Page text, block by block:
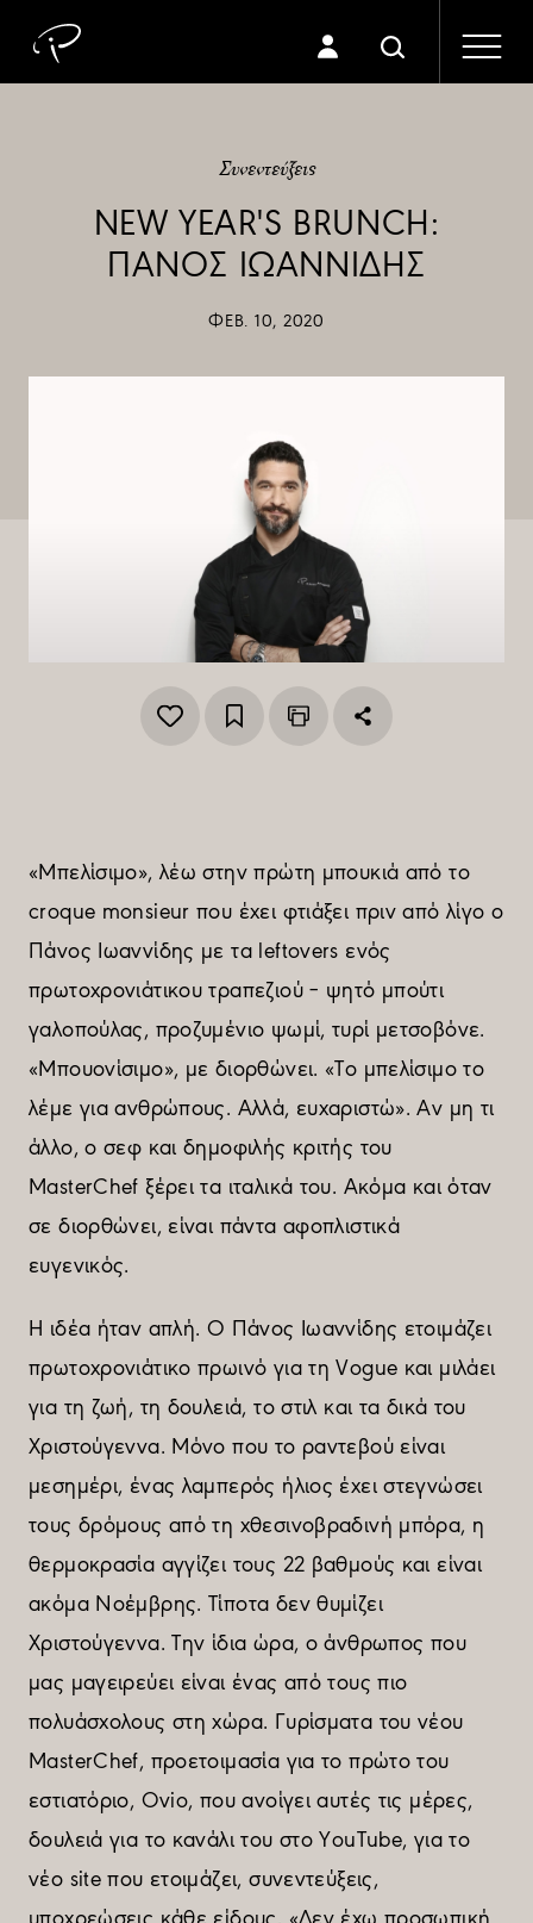
Συνεντεύξεις
NEW YEAR'S BRUNCH:
ΠΑΝΟΣ ΙΩΑΝΝΙΔΗΣ
ΦΕΒ. 10, 2020
«Μπελίσιµο», λέω στην πρώτη µπουκιά από το
croque monsieur που έχει φτιάξει πριν από λίγο ο
Πάνος Ιωαννίδης µε τα leftovers ενός
πρωτοχρονιάτικου τραπεζιού – ψητό µπούτι
γαλοπούλας, προζυµένιο ψωµί, τυρί µετσοβόνε.
«Μπουονίσιµο», µε διορθώνει. «Το µπελίσιµο το
λέµε για ανθρώπους. Αλλά, ευχαριστώ». Αν µη τι
άλλο, ο σεφ και δηµοφιλής κριτής του
MasterChef ξέρει τα ιταλικά του. Aκόµα και όταν
σε διορθώνει, είναι πάντα αφοπλιστικά
ευγενικός.
Η ιδέα ήταν απλή. Ο Πάνος Ιωαννίδης ετοιµάζει
πρωτοχρονιάτικο πρωινό για τη Vogue και µιλάει
για τη ζωή, τη δουλειά, το στιλ και τα δικά του
Χριστούγεννα. Μόνο που το ραντεβού είναι
µεσηµέρι, ένας λαµπερός ήλιος έχει στεγνώσει
τους δρόµους από τη χθεσινοβραδινή µπόρα, η
θερµοκρασία αγγίζει τους 22 βαθµούς και είναι
ακόµα Νοέµβρης. Τίποτα δεν θυµίζει
Χριστούγεννα. Την ίδια ώρα, ο άνθρωπος που
µας µαγειρεύει είναι ένας από τους πιο
πολυάσχολους στη χώρα. Γυρίσµατα του νέου
MasterChef, προετοιµασία για το πρώτο του
εστιατόριο, Ovio, που ανοίγει αυτές τις µέρες,
δουλειά για το κανάλι του στο YouTube, για το
νέο site που ετοιµάζει, συνεντεύξεις,